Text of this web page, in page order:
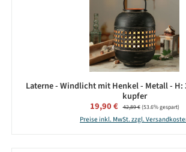
Laterne - Windlicht mit Henkel - Metall - H:
kupfer
Verkaufspreis:
19,90 € Regulärer Preis:
42,89 €(53.6% gespart)
Preise inkl. MwSt. zzgl.